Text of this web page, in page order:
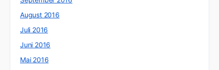
August 2016
Juli 2016
Juni 2016
Mai 2016